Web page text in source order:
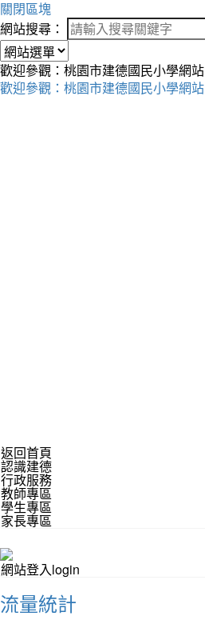
關閉區塊
網站搜尋：
歡迎參觀：桃園市建德國民小學網站
歡迎參觀：桃園市建德國民小學網站
返回首頁
認識建德
行政服務
教師專區
學生專區
家長專區
網站登入login
流量統計